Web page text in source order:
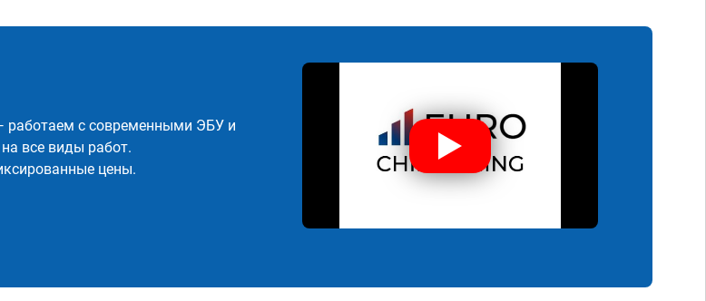
работаем с современными ЭБУ и
все виды работ.
цены.